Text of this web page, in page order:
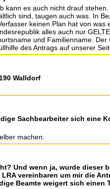
es auch nicht drauf
sind, taugen auch was. In
keinen Plan hat von was
alles auch nur
und Familienname.
des Antrags auf unserer
Walldorf
Sachbearbeiter sich eine
machen.
Und wenn ja, wurde dieser
vereinbaren um mir die
Beamte weigert sich einen